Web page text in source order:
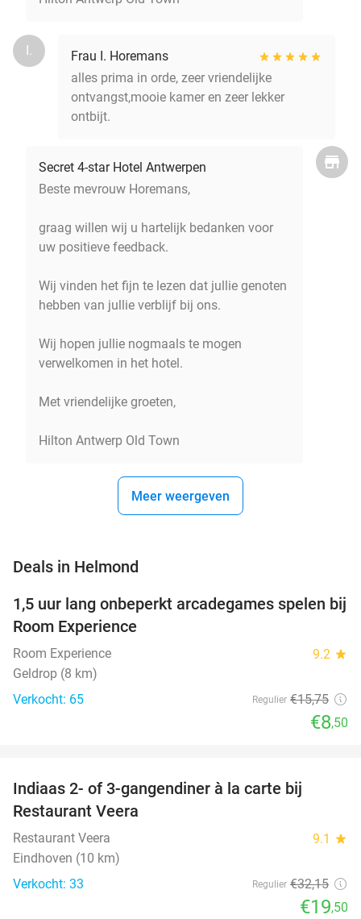
I.
Frau I. Horemans
alles prima in orde, zeer vriendelijke
ontvangst,mooie kamer en zeer lekker
ontbijt.
Secret 4-star Hotel Antwerpen
Beste mevrouw Horemans,
graag willen wij u hartelijk bedanken voor
uw positieve feedback.
Wij vinden het fijn te lezen dat jullie genoten
hebben van jullie verblijf bij ons.
Wij hopen jullie nogmaals te mogen
verwelkomen in het hotel.
Met vriendelijke groeten,
Hilton Antwerp Old Town
Meer weergeven
Deals in Helmond
46%
TODAY
1,5 uur lang onbeperkt arcadegames spelen bij
Room Experience
Room Experience 9.2 star
Geldrop (8 km)
Verkocht: 65
Regulier €15,75
€8,50
TODAY
Indiaas 2- of 3-gangendiner à la carte bij
Restaurant Veera
Restaurant Veera 9.1 star
Eindhoven (10 km)
Verkocht: 33
Regulier €32,15
€19,50